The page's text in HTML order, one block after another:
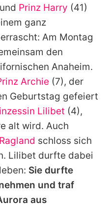
Promiflash
Richtlinien
Prinz Harry (41)
ganz
Am Montag
den
Anaheim.
Archie (7), der
Geburtstag gefeiert
Lilibet (4),
alt wird. Auch
schloss sich
Lilibet durfte dabei
Sie durfte
und traf
aus